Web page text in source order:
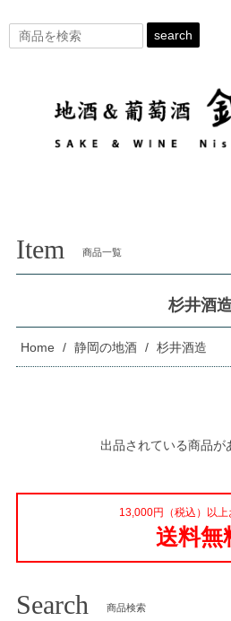
search
Item 商品一覧
杉井酒
Home 静岡の地酒 杉井酒造
出品されている商品が
13,000円（税込）以
送料無
Search 商品検索